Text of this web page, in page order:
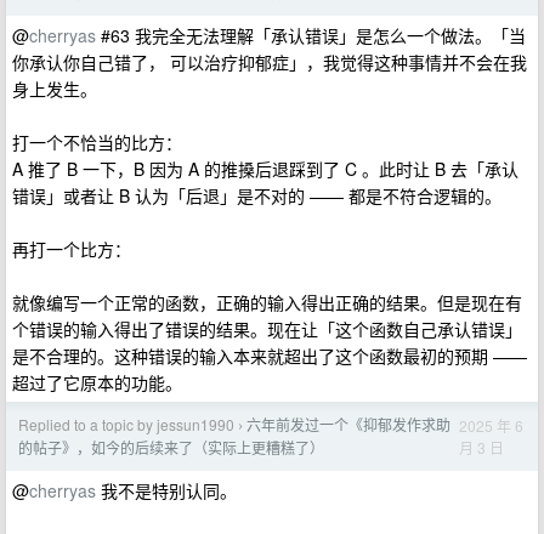
@cherryas #63 我完全无法理解「承认错误」是怎么一个做法。「当
你承认你自己错了， 可以治疗抑郁症」，我觉得这种事情并不会在我
身上发生。
打一个不恰当的比方：
A 推了 B 一下，B 因为 A 的推搡后退踩到了 C 。此时让 B 去「承认
错误」或者让 B 认为「后退」是不对的 —— 都是不符合逻辑的。
再打一个比方：
就像编写一个正常的函数，正确的输入得出正确的结果。但是现在有
个错误的输入得出了错误的结果。现在让「这个函数自己承认错误」
是不合理的。这种错误的输入本来就超出了这个函数最初的预期 ——
超过了它原本的功能。
Replied to a topic by jessun1990 › 六年前发过一个《抑郁发作求助
的帖子》，如今的后续来了（实际上更糟糕了）
2025 年 6
月 3 日
@cherryas 我不是特别认同。